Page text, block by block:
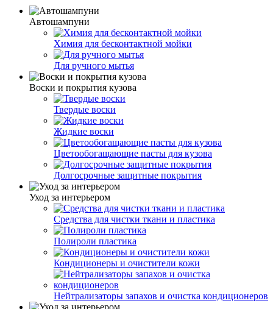
Автошампуни
Химия для бесконтактной мойки
Для ручного мытья
Воски и покрытия кузова
Твердые воски
Жидкие воски
Цветообогащающие пасты для кузова
Долгосрочные защитные покрытия
Уход за интерьером
Средства для чистки ткани и пластика
Полироли пластика
Кондиционеры и очистители кожи
Нейтрализаторы запахов и очистка кондиционеров